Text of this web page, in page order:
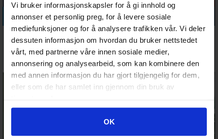
Vi bruker informasjonskapsler for å gi innhold og
annonser et personlig preg, for å levere sosiale
mediefunksjoner og for å analysere trafikken vår. Vi deler
dessuten informasjon om hvordan du bruker nettstedet
vårt, med partnerne våre innen sosiale medier,
annonsering og analysearbeid, som kan kombinere den
med annen informasjon du har gjort tilgjengelig for dem,
eller som de har samlet inn gjennom din bruk av
Googles retningslinjer for personvern
OK
Legg i handlekurven
Dominion Nocturne Expansion
- Engelsk
558,- 27.08.2026
Legg i handlekurven
Dominion Dark Ages Expanson
- Engelsk
438,- lager: